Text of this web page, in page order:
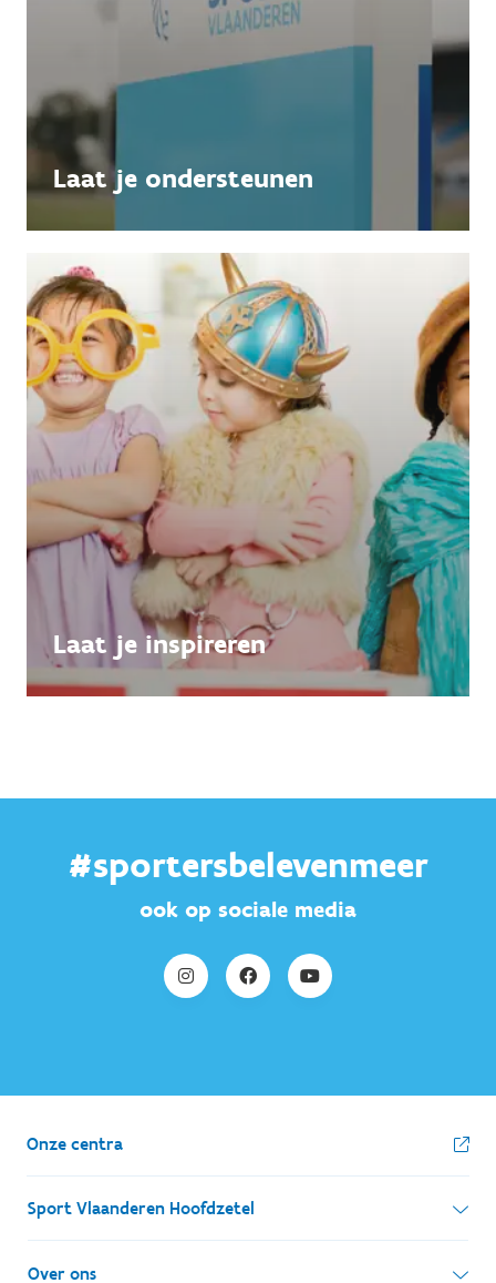
Laat je ondersteunen
Laat je inspireren
#sportersbelevenmeer
ook op sociale media
Onze centra
Sport Vlaanderen Hoofdzetel
Simon Bolivarlaan 17
Over ons